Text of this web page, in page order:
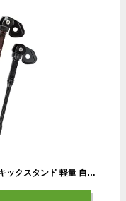
RIDEA リデア Kickstand KSBR2 アルミ製キックスタンド 軽量 自転車パーツ 自転車の九蔵